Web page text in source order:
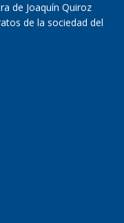
de Joaquín Quiroz
de la sociedad del